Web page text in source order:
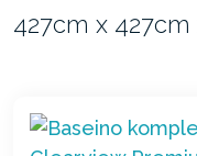
427cm x 427cm